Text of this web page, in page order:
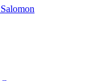
Salomon